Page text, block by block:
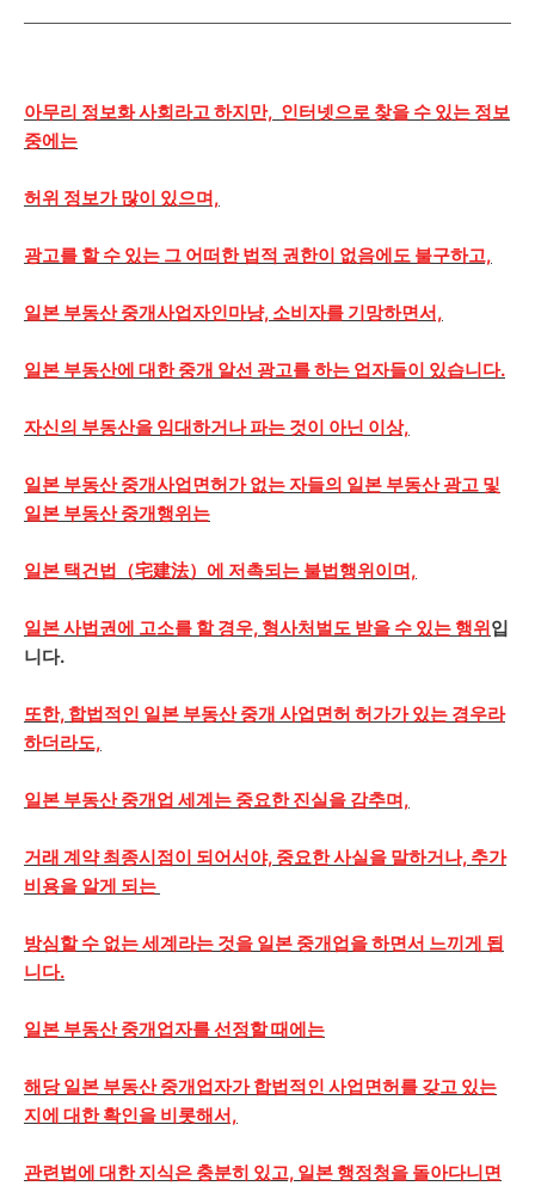
아무리 정보화 사회라고 하지만, 인터넷으로 찾을 수 있는 정보
중에는
허위 정보가 많이 있으며,
광고를 할 수 있는 그 어떠한 법적 권한이 없음에도 불구하고,
일본 부동산 중개사업자인마냥, 소비자를 기망하면서,
일본 부동산에 대한 중개 알선 광고를 하는 업자들이 있습니다.
자신의 부동산을 임대하거나 파는 것이 아닌 이상,
일본 부동산 중개사업면허가 없는 자들의 일본 부동산 광고 및
일본 부동산 중개행위는
일본 택건법（宅建法）에 저촉되는 불법행위이며,
일본 사법권에 고소를 할 경우, 형사처벌도 받을 수 있는 행위입
니다.
또한, 합법적인 일본 부동산 중개 사업면허 허가가 있는 경우라
하더라도,
일본 부동산 중개업 세계는 중요한 진실을 감추며,
거래 계약 최종시점이 되어서야, 중요한 사실을 말하거나, 추가
비용을 알게 되는
방심할 수 없는 세계라는 것을 일본 중개업을 하면서 느끼게 됩
니다.
일본 부동산 중개업자를 선정할 때에는
해당 일본 부동산 중개업자가 합법적인 사업면허를 갖고 있는
지에 대한 확인을 비롯해서,
관련법에 대한 지식은 충분히 있고, 일본 행정청을 돌아다니면